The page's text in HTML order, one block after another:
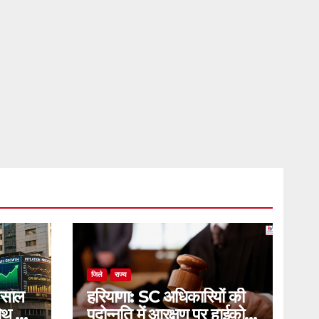
का
जिले राज्य
हरियाणा: SC अधिकारियों की
पदोन्नति में आरक्षण पर हाईकोर्ट